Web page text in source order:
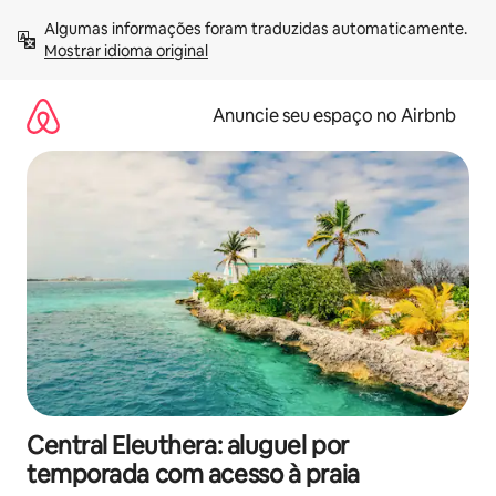
para
Mostrar idioma original
Anuncie seu espaço no Airbnb
Central Eleuthera: aluguel por
temporada com acesso à praia